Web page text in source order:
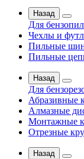
Назад
Для бензопил
Чехлы и
Пильные
Пильные
Назад
Для
Абразивные
Алмазные
Монтажные
Отрезные
Назад